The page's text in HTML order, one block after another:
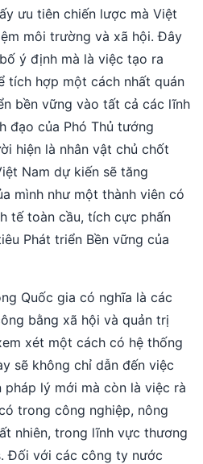
ưu tiên chiến lược mà Việt
môi trường và xã hội. Đây
ý định mà là việc tạo ra
tích hợp một cách nhất quán
bền vững vào tất cả các lĩnh
đạo của Phó Thủ tướng
hiện là nhân vật chủ chốt
Nam dự kiến sẽ tăng
mình như một thành viên có
tế toàn cầu, tích cực phấn
Phát triển Bền vững của
Quốc gia có nghĩa là các
bằng xã hội và quản trị
xét một cách có hệ thống
sẽ không chỉ dẫn đến việc
lý mới mà còn là việc rà
trong công nghiệp, nông
nhiên, trong lĩnh vực thương
Đối với các công ty nước